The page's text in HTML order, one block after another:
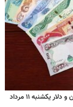
قیمت دینار عراق امروز + نرخ ارز اربعین دولتی به تومان و دلار یکشنبه ۱۱ مرداد